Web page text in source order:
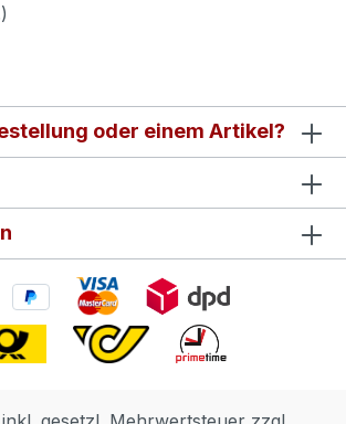
oder einem Artikel?